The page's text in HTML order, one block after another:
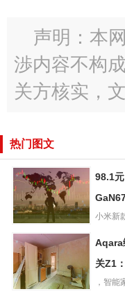
声明：本
渉内容不构
关方核实，
热门图文
98.1元自营探新
底：小米三口
GaN67W充电套
98.1
小米新
Aqara
关Z1
，智